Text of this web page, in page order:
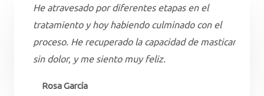
He atravesado por diferentes etapas en el
tratamiento y hoy habiendo culminado con el
proceso. He recuperado la capacidad de masticar
sin dolor, y me siento muy feliz.
Rosa García